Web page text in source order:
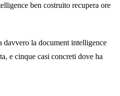
ben costruito recupera ore
davvero la document intelligence
e cinque casi concreti dove ha